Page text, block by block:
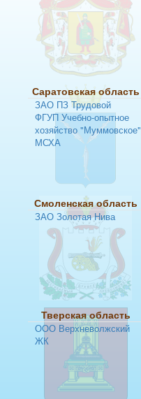
Саратовская область
ЗАО ПЗ Трудовой
ФГУП Учебно-опытное
хозяйство "Муммовское"
МСХА
Смоленская область
ЗАО Золотая Нива
Тверская область
ООО Верхневолжский
ЖК